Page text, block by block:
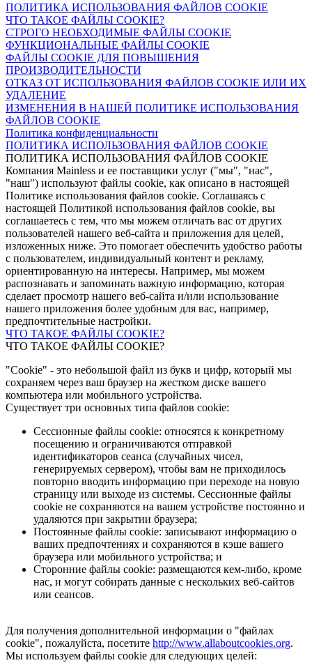
ПОЛИТИКА ИСПОЛЬЗОВАНИЯ ФАЙЛОВ COOKIE
ЧТО ТАКОЕ ФАЙЛЫ COOKIE?
СТРОГО НЕОБХОДИМЫЕ ФАЙЛЫ COOKIE
ФУНКЦИОНАЛЬНЫЕ ФАЙЛЫ COOKIE
ФАЙЛЫ COOKIE ДЛЯ ПОВЫШЕНИЯ
ПРОИЗВОДИТЕЛЬНОСТИ
ОТКАЗ ОТ ИСПОЛЬЗОВАНИЯ ФАЙЛОВ COOKIE ИЛИ ИХ
УДАЛЕНИЕ
ИЗМЕНЕНИЯ В НАШЕЙ ПОЛИТИКЕ ИСПОЛЬЗОВАНИЯ
ФАЙЛОВ COOKIE
Политика конфиденциальности
ПОЛИТИКА ИСПОЛЬЗОВАНИЯ ФАЙЛОВ COOKIE
ПОЛИТИКА ИСПОЛЬЗОВАНИЯ ФАЙЛОВ COOKIE
Компания Mainless и ее поставщики услуг ("мы", "нас",
"наш") используют файлы cookie, как описано в настоящей
Политике использования файлов cookie. Соглашаясь с
настоящей Политикой использования файлов cookie, вы
соглашаетесь с тем, что мы можем отличать вас от других
пользователей нашего веб-сайта и приложения для целей,
изложенных ниже. Это помогает обеспечить удобство работы
с пользователем, индивидуальный контент и рекламу,
ориентированную на интересы. Например, мы можем
распознавать и запоминать важную информацию, которая
сделает просмотр нашего веб-сайта и/или использование
нашего приложения более удобным для вас, например,
предпочтительные настройки.
ЧТО ТАКОЕ ФАЙЛЫ COOKIE?
ЧТО ТАКОЕ ФАЙЛЫ COOKIE?
"Cookie" - это небольшой файл из букв и цифр, который мы
сохраняем через ваш браузер на жестком диске вашего
компьютера или мобильного устройства.
Существует три основных типа файлов cookie:
Сессионные файлы cookie: относятся к конкретному
посещению и ограничиваются отправкой
идентификаторов сеанса (случайных чисел,
генерируемых сервером), чтобы вам не приходилось
повторно вводить информацию при переходе на новую
страницу или выходе из системы. Сессионные файлы
cookie не сохраняются на вашем устройстве постоянно и
удаляются при закрытии браузера;
Постоянные файлы cookie: записывают информацию о
ваших предпочтениях и сохраняются в кэше вашего
браузера или мобильного устройства; и
Сторонние файлы cookie: размещаются кем-либо, кроме
нас, и могут собирать данные с нескольких веб-сайтов
или сеансов.
Для получения дополнительной информации о "файлах
cookie", пожалуйста, посетите http://www.allaboutcookies.org.
Мы используем файлы cookie для следующих целей: